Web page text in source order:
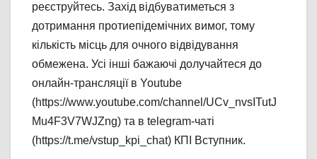
реєструйтесь. Захід відбуватиметься з
дотримання протиепідемічних вимог, тому
кількість місць для очного відвідування
обмежена. Усі інші бажаючі долучайтеся до
онлайн-трансляції в Youtube
(https://www.youtube.com/channel/UCv_nvsITutJ
Mu4F3V7WJZng) та в telegram-чаті
(https://t.me/vstup_kpi_chat) КПІ Вступник.